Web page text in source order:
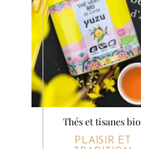
Thés et tisanes bio
PLAISIR ET